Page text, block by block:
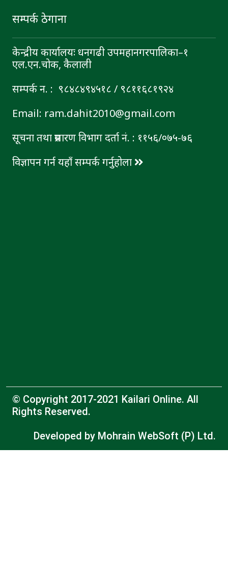
सम्पर्क ठेगाना
केन्द्रीय कार्यालयः धनगढी उपमहानगरपालिका–१
एल.एन.चोक, कैलाली
सम्पर्क न. : ९८४८४९४५१८ / ९८११६८१९२४
Email: ram.dahit2010@gmail.com
सूचना तथा प्रसारण विभाग दर्ता नं. : ११५६/०७५-७६
विज्ञापन गर्न यहाँ सम्पर्क गर्नुहोला
© Copyright 2017-2021 Kailari Online. All
Rights Reserved.
Developed by Mohrain WebSoft (P) Ltd.